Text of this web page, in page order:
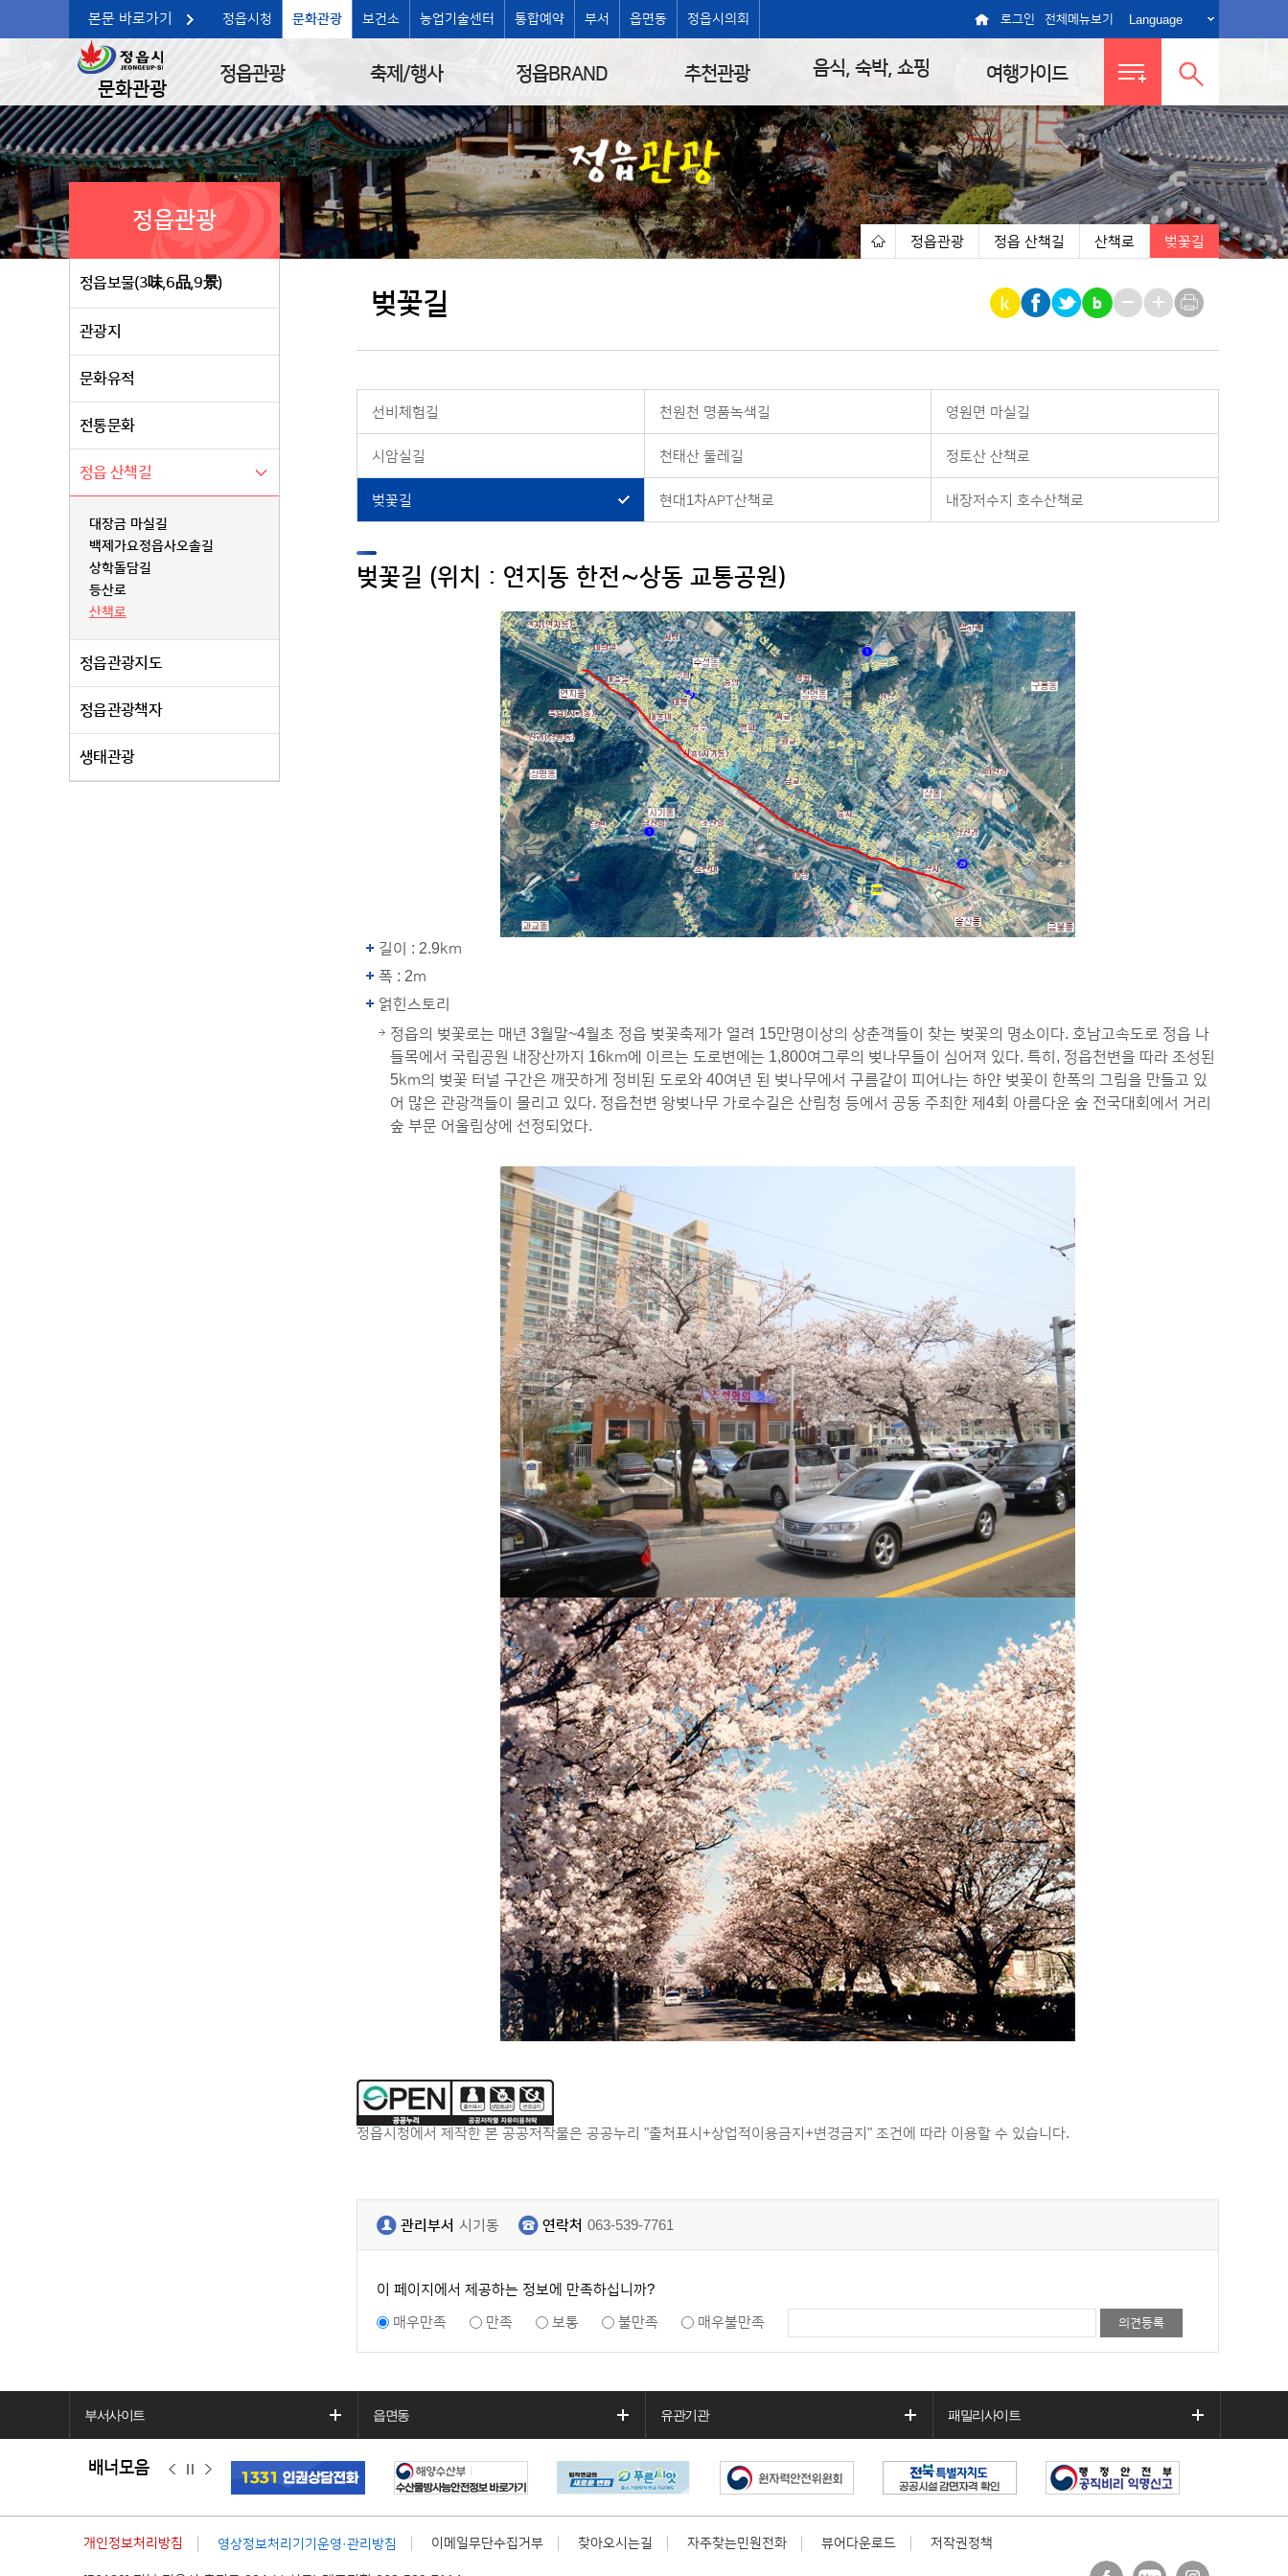
본문 바로가기 정읍시청 문화관광 보건소 농업기술센터 통합예약 부서 읍면동 정읍시의회 로그인 전체메뉴보기 Language
문화관광
정읍관광 축제/행사 정읍BRAND 추천관광 음식, 숙박, 쇼핑 여행가이드
전체메뉴
보기
통합검색
열기
정읍관광
정읍보물(3味,6品,9景)
관광지
문화유적
전통문화
정읍 산책길
대장금 마실길
백제가요정읍사오솔길
상학돌담길
등산로
산책로
정읍관광지도
정읍관광책자
생태관광
정읍관광 정읍 산책길 산책로 벚꽃길
벚꽃길
선비체험길 천원천 명품녹색길 영원면 마실길
시암실길 천태산 둘레길 정토산 산책로
벚꽃길 현대1차APT산책로 내장저수지 호수산책로
벚꽃길 (위치 : 연지동 한전∼상동 교통공원)
길이 : 2.9km
폭 : 2m
얽힌스토리
정읍의 벚꽃로는 매년 3월말~4월초 정읍 벚꽃축제가 열려 15만명이상의 상춘객들이 찾는 벚꽃의 명소이다. 호남고속도로 정읍 나
들목에서 국립공원 내장산까지 16km에 이르는 도로변에는 1,800여그루의 벚나무들이 심어져 있다. 특히, 정읍천변을 따라 조성된
5km의 벚꽃 터널 구간은 깨끗하게 정비된 도로와 40여년 된 벚나무에서 구름같이 피어나는 하얀 벚꽃이 한폭의 그림을 만들고 있
어 많은 관광객들이 몰리고 있다. 정읍천변 왕벚나무 가로수길은 산림청 등에서 공동 주최한 제4회 아름다운 숲 전국대회에서 거리
숲 부문 어울림상에 선정되었다.
정읍시청에서 제작한 본 공공저작물은 공공누리 "출처표시+상업적이용금지+변경금지" 조건에 따라 이용할 수 있습니다.
관리부서 시기동 연락처 063-539-7761
이 페이지에서 제공하는 정보에 만족하십니까?
매우만족
만족 보통 불만족 매우불만족
부서사이트 읍면동 유관기관 패밀리사이트
배너모음
개인정보처리방침 영상정보처리기기운영·관리방침 이메일무단수집거부 찾아오시는길 자주찾는민원전화 뷰어다운로드 저작권정책